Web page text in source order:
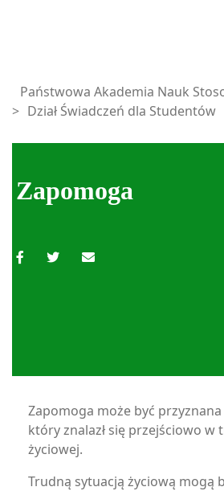
Państwowa Akademia Nauk
> Dział Świadczeń dla Studentów
Zapomoga
Zapomoga może być
który znalazł się przejściowo w
życiowej.
Trudną sytuacją życiową mogą